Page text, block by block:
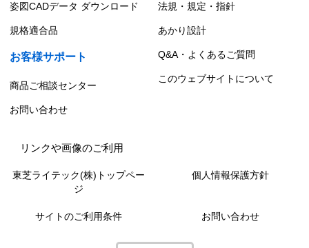
姿図CADデータ ダウンロード 法規・規定・指針
規格適合品 あかり設計
お客様サポート Q&A・よくあるご質問
商品ご相談センター
このウェブサイトについて
お問い合わせ
リンクや画像のご利用
東芝ライテック(株)トップペー
ジ
個人情報保護方針
サイトのご利用条件 お問い合わせ